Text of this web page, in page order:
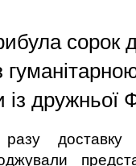
сорок
дружньої
доставку